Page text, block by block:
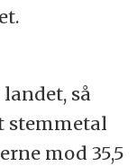
så
stemmetal
mod 35,5